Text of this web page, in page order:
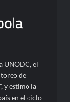
UNODC, el
de
y estimó la
en el ciclo